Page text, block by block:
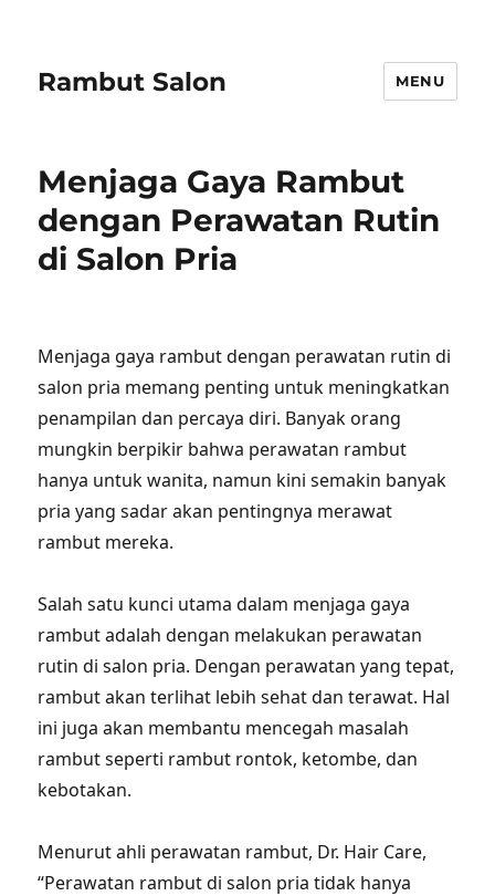
Rambut Salon MENU
Menjaga Gaya Rambut
dengan Perawatan Rutin
di Salon Pria
Menjaga gaya rambut dengan perawatan rutin di
salon pria memang penting untuk meningkatkan
penampilan dan percaya diri. Banyak orang
mungkin berpikir bahwa perawatan rambut
hanya untuk wanita, namun kini semakin banyak
pria yang sadar akan pentingnya merawat
rambut mereka.
Salah satu kunci utama dalam menjaga gaya
rambut adalah dengan melakukan perawatan
rutin di salon pria. Dengan perawatan yang tepat,
rambut akan terlihat lebih sehat dan terawat. Hal
ini juga akan membantu mencegah masalah
rambut seperti rambut rontok, ketombe, dan
kebotakan.
Menurut ahli perawatan rambut, Dr. Hair Care,
“Perawatan rambut di salon pria tidak hanya